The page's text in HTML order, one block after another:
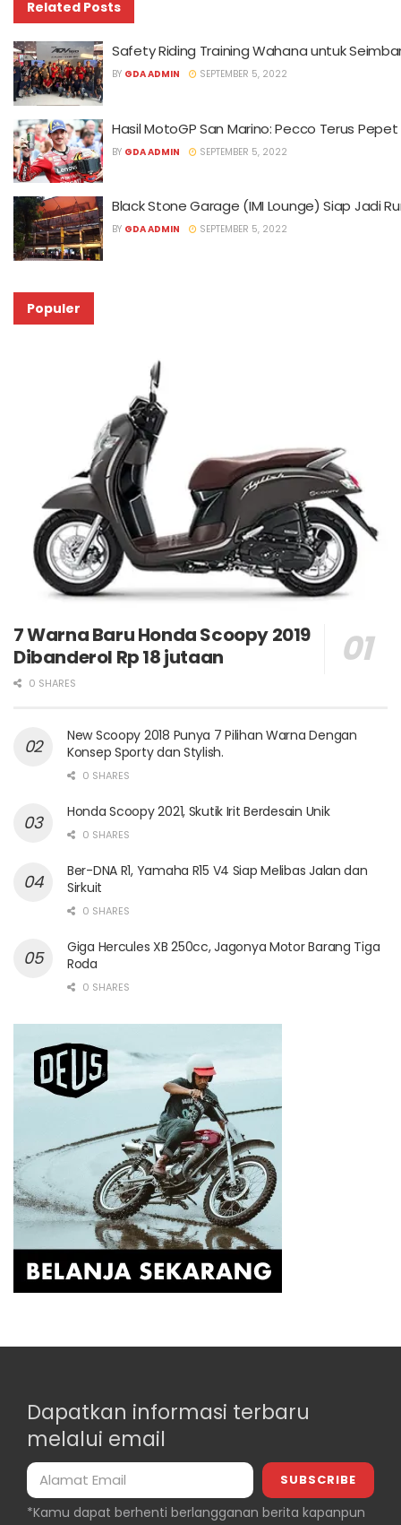
Related Posts
Safety Riding Training Wahana untuk
BY GDA ADMIN SEPTEMBER 5, 2022
Hasil MotoGP San Marino: Pecco Terus
BY GDA ADMIN SEPTEMBER 5, 2022
Black Stone Garage (IMI Lounge) Siap Jadi
BY GDA ADMIN SEPTEMBER 5, 2022
Populer
7 Warna Baru Honda Scoopy 2019
Dibanderol Rp 18 jutaan
0 SHARES
New Scoopy 2018 Punya 7 Pilihan Warna Dengan
Konsep Sporty dan Stylish.
0 SHARES
Honda Scoopy 2021, Skutik Irit Berdesain Unik
0 SHARES
Ber-DNA R1, Yamaha R15 V4 Siap Melibas Jalan dan
Sirkuit
0 SHARES
Giga Hercules XB 250cc, Jagonya Motor Barang Tiga
Roda
0 SHARES
Dapatkan informasi terbaru
melalui email
*Kamu dapat berhenti berlangganan berita kapanpun